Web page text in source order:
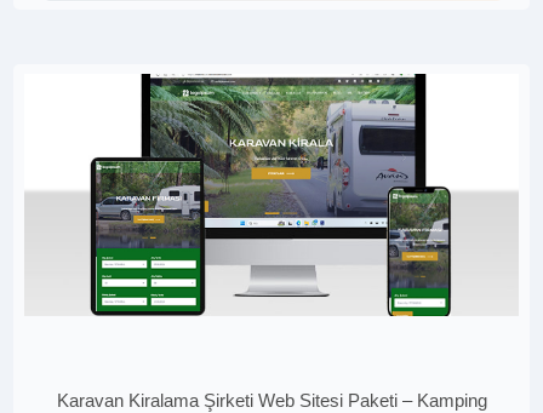
Karavan Kiralama Şirketi Web Sitesi Paketi – Kamping